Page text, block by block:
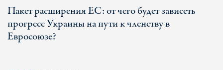
Пакет расширения ЕС: от чего будет зависеть
прогресс Украины на пути к членству в
Евросоюзе?